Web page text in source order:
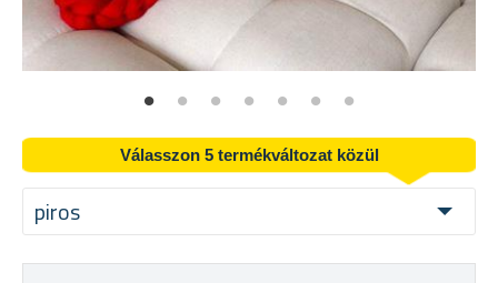
Válasszon 5 termékváltozat közül
piros